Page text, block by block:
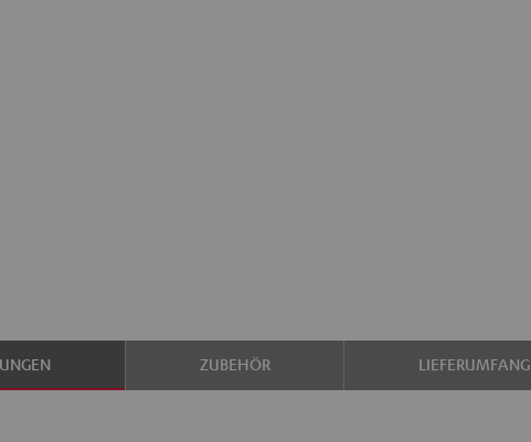
ZUBEHÖR LIEFERUMFANG